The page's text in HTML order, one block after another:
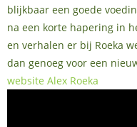
blijkbaar een goede
na een korte hapering in
en verhalen er bij Roeka
dan genoeg voor een
website Alex Roeka